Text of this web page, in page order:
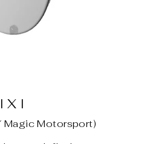
I X I
Magic Motorsport)